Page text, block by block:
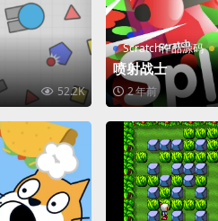
52.2K
Scratch作品源码
喷射战士
2 年前